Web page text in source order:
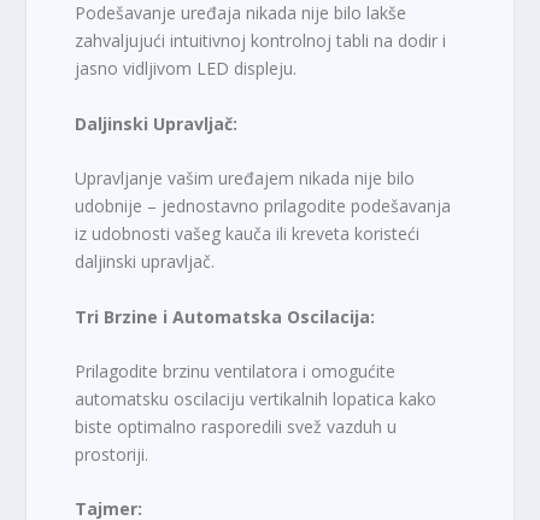
Podešavanje uređaja nikada nije bilo lakše
zahvaljujući intuitivnoj kontrolnoj tabli na dodir i
jasno vidljivom LED displeju.
Daljinski Upravljač:
Upravljanje vašim uređajem nikada nije bilo
udobnije – jednostavno prilagodite podešavanja
iz udobnosti vašeg kauča ili kreveta koristeći
daljinski upravljač.
Tri Brzine i Automatska Oscilacija:
Prilagodite brzinu ventilatora i omogućite
automatsku oscilaciju vertikalnih lopatica kako
biste optimalno rasporedili svež vazduh u
prostoriji.
Tajmer: